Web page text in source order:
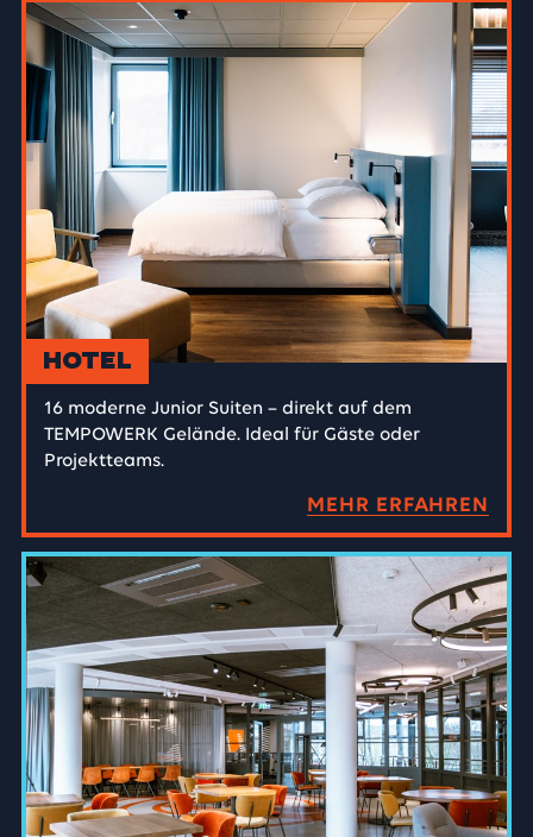
Hotel
16 moderne Junior Suiten – direkt auf dem
TEMPOWERK Gelände. Ideal für Gäste oder
Projektteams.
MEHR ERFAHREN